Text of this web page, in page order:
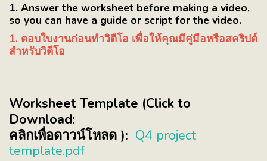
1. Answer the worksheet before making a video,
so you can have a guide or script for the video.
1. ตอบใบงานก่อนทำวิดีโอ เพื่อให้คุณมีคู่มือหรือสคริปต์
สำหรับวิดีโอ
Worksheet Template (Click to
Download:
คลิกเพื่อดาวน์โหลด ): Q4 project
template.pdf